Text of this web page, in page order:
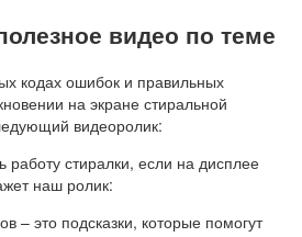
видео по теме
кодах ошибок и правильных
на экране стиральной
видеоролик:
работу стиралки, если на дисплее
наш ролик:
– это подсказки, которые помогут